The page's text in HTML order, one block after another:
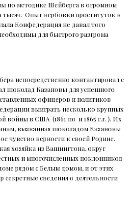
по методике Шейберга в огромном
тысяч. Опыт вербовки проституток в
Конфедерация не давал того
для быстрого разгрома
непосредственно контактировал с
шоколад Казановы для успешного
офицеров и политиков
выиграть несколько крупных
войны в США (1861 по и 1865 г.г. ). Их
вызванная шоколадом Казановы
чувство верности к своей Родине.
хозяйка из Вашингтона, округ
и многочисленных поклонников
рядом с Белым домом, и от этих
секретные сведения о деятельности